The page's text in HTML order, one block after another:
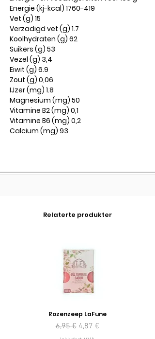
Energie (kj-kcal) 1760-419
Vet (g) 15
Verzadigd vet (g) 1.7
Koolhydraten (g) 62
Suikers (g) 53
Vezel (g) 3,4
Eiwit (g) 6.9
Zout (g) 0,06
IJzer (mg) 1.8
Magnesium (mg) 50
Vitamine B2 (mg) 0,1
Vitamine B6 (mg) 0,2
Calcium (mg) 93
Relaterte produkter
Rozenzeep LaFune
Vanlig pris
6,95 € Salgspris
4,87 €